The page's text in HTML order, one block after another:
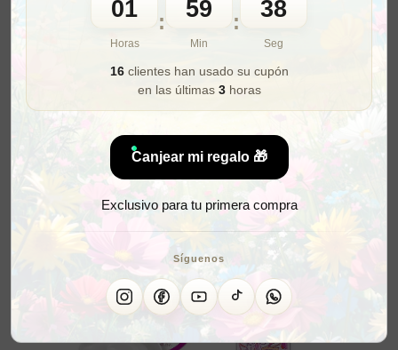
01
Horas
: 59
Min
:
36
Seg
16clientes han usado su cupón
en las últimas 3horas
Canjear mi regalo 🎁
Exclusivo para tu primera compra
Síguenos